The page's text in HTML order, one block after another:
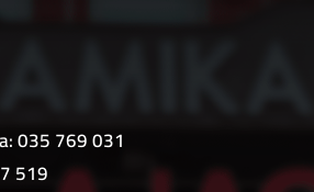
035 769 031
519